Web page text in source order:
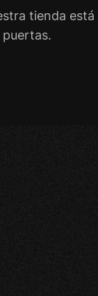
tienda está